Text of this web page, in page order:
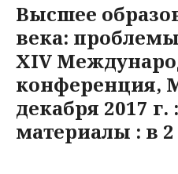
Высшее
века:
XIV
конференция,
декабря 2017
материалы : в